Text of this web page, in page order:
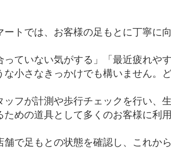
ートでは、お客様の足もとに丁寧に
っていない気がする」「最近疲れや
な小さなきっかけでも構いません。
ッフが計測や歩行チェックを行い、
ための道具として多くのお客様に利
舗で足もとの状態を確認し、これか